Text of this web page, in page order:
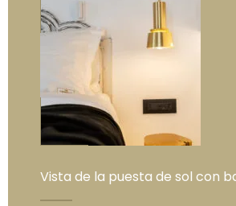
Vista de la puesta de sol con